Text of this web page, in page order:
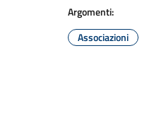
Argomenti:
Associazioni